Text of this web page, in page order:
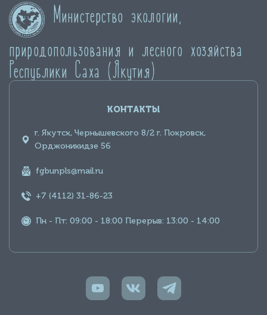
Министерство экологии,
природопользования и лесного хозяйства
Республики Саха (Якутия)
КОНТАКТЫ
г. Якутск, Чернышевского 8/2 г. Покровск,
Орджоникидзе 56
fgbunpls@mail.ru
+7 (4112) 31-86-23
Пн - Пт: 09:00 - 18:00 Перерыв: 13:00 - 14:00